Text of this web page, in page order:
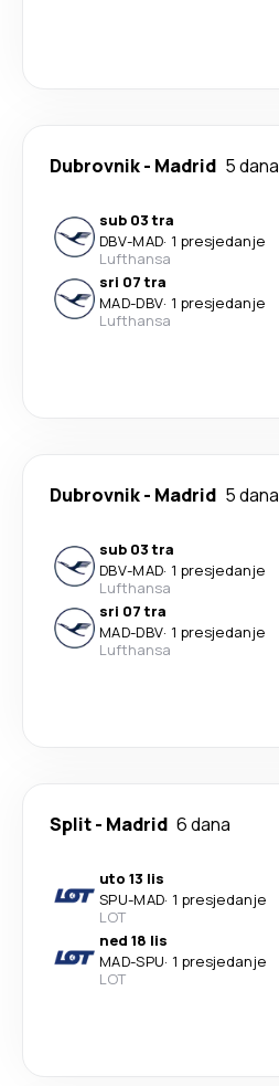
Dubrovnik- Madrid 5 dana
sub 03 tra
DBV-MAD· 1 presjedanje
Lufthansa
sri 07 tra
MAD-DBV· 1 presjedanje
Lufthansa
Dubrovnik- Madrid 5 dana
sub 03 tra
DBV-MAD· 1 presjedanje
Lufthansa
sri 07 tra
MAD-DBV· 1 presjedanje
Lufthansa
Split- Madrid 6 dana
uto 13 lis
SPU-MAD· 1 presjedanje
LOT
ned 18 lis
MAD-SPU· 1 presjedanje
LOT